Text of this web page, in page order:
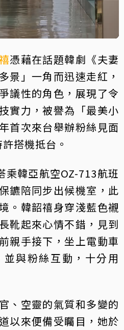
憑藉在話題韓劇《夫妻
景」一角而迅速走紅，
議性的角色，展現了令
實力，被譽為「最美小
首次來台舉辦粉絲見面
搭機抵台。
乘韓亞航空OZ-713航班
鑣陪同步出候機室，此
。韓韶禧身穿淺藍色襯
靴起來心情不錯，見到
親手接下，坐上電動車
與粉絲互動，十分用
、空靈的氣質和多變的
以來便備受矚目，她於